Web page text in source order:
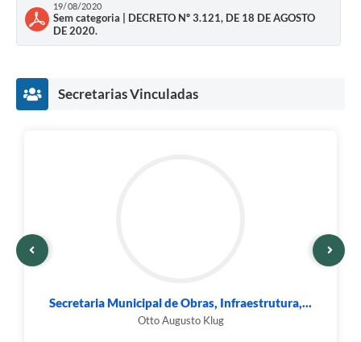
19/08/2020
Sem categoria | DECRETO Nº 3.121, DE 18 DE AGOSTO
DE 2020.
Secretarias Vinculadas
Secretaria Municipal de Obras, Infraestrutura,...
Otto Augusto Klug